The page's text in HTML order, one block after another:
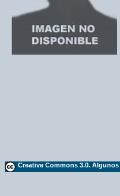
Creative Commons 3.0.